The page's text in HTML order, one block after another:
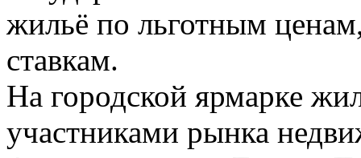
жильё по льготным
ставкам.
На городской ярмарке
участниками рынка